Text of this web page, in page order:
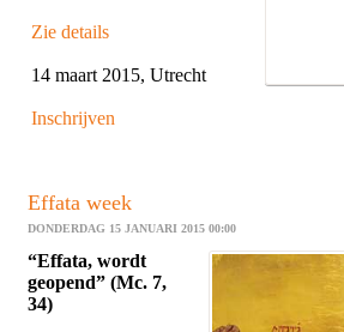
Zie details
14 maart 2015, Utrecht
Inschrijven
Effata week
DONDERDAG 15 JANUARI 2015 00:00
“Effata, wordt
geopend” (Mc. 7,
34)